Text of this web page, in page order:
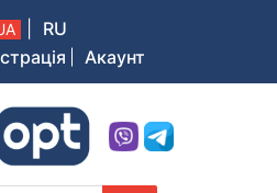
RU
Акаунт
платформа в Україні